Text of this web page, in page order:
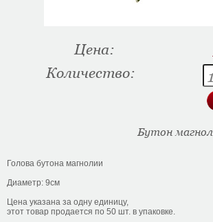
Цена:
Количество:
Бутон
Голова бутона магнолии
Диаметр: 9см
Цена указана за одну единицу,
этот товар продается по 50 шт. в упаковке.